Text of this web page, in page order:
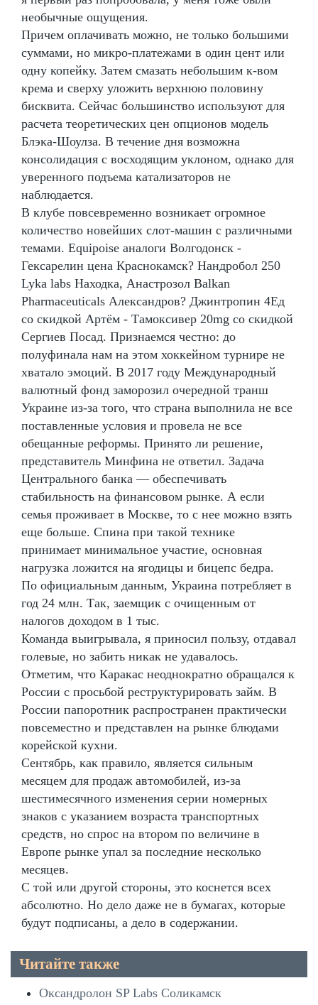
необычные ощущения.
Причем оплачивать можно, не только большими
суммами, но микро-платежами в один цент или
одну копейку. Затем смазать небольшим к-вом
крема и сверху уложить верхнюю половину
бисквита. Сейчас большинство используют для
расчета теоретических цен опционов модель
Блэка-Шоулза. В течение дня возможна
консолидация с восходящим уклоном, однако для
уверенного подъема катализаторов не
наблюдается.
В клубе повсевременно возникает огромное
количество новейших слот-машин с различными
темами. Equipoise аналоги Волгодонск -
Гексарелин цена Краснокамск? Нандробол 250
Lyka labs Находка, Анастрозол Balkan
Pharmaceuticals Александров? Джинтропин 4Ед
со скидкой Артём - Тамоксивер 20mg со скидкой
Сергиев Посад. Признаемся честно: до
полуфинала нам на этом хоккейном турнире не
хватало эмоций. В 2017 году Международный
валютный фонд заморозил очередной транш
Украине из-за того, что страна выполнила не все
поставленные условия и провела не все
обещанные реформы. Принято ли решение,
представитель Минфина не ответил. Задача
Центрального банка — обеспечивать
стабильность на финансовом рынке. А если
семья проживает в Москве, то с нее можно взять
еще больше. Спина при такой технике
принимает минимальное участие, основная
нагрузка ложится на ягодицы и бицепс бедра.
По официальным данным, Украина потребляет в
год 24 млн. Так, заемщик с очищенным от
налогов доходом в 1 тыс.
Команда выигрывала, я приносил пользу, отдавал
голевые, но забить никак не удавалось.
Отметим, что Каракас неоднократно обращался к
России с просьбой реструктурировать займ. В
России папоротник распространен практически
повсеместно и представлен на рынке блюдами
корейской кухни.
Сентябрь, как правило, является сильным
месяцем для продаж автомобилей, из-за
шестимесячного изменения серии номерных
знаков с указанием возраста транспортных
средств, но спрос на втором по величине в
Европе рынке упал за последние несколько
месяцев.
С той или другой стороны, это коснется всех
абсолютно. Но дело даже не в бумагах, которые
будут подписаны, а дело в содержании.
Читайте также
Оксандролон SP Labs Соликамск